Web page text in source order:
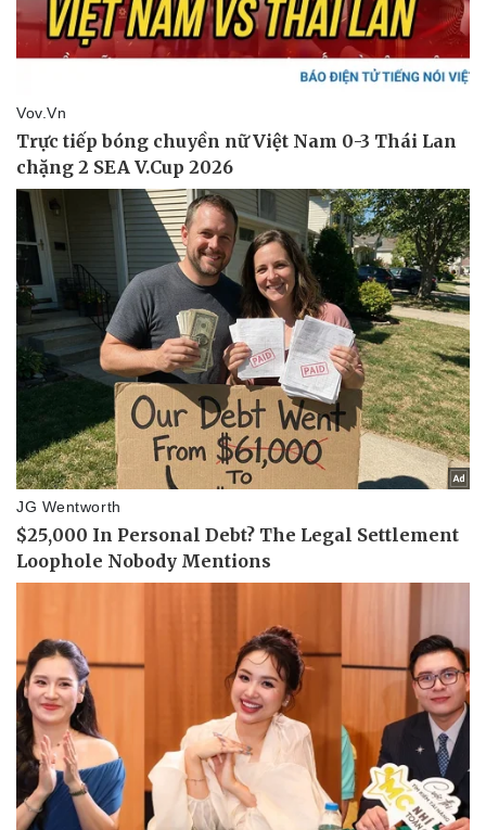
Doanh nghiệp
Thông tin doanh nghiệp
Doanh nghiệp 24h
Doanh nhân
Vì cộng đồng
Công nghệ
Sành điệu
Tin Công nghệ
Trải nghiệm